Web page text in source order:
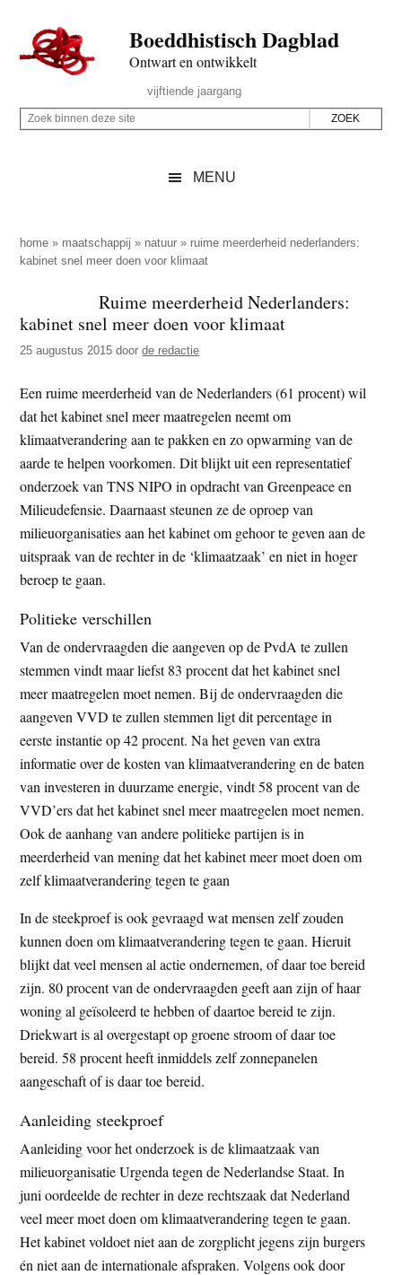
naar
de
inhoud
secondary
naar
de
sidebar
naar
de
Boeddhistisch Dagblad
Ontwart en ontwikkelt
Rechts
vijftiende jaargang
Z
p
d
z
e
i
t
e
Z
i
n
n
d
z
e
s
i
t
e
MENU
home » maatschappij » natuur » ruime meerderheid nederlanders:
kabinet snel meer doen voor klimaat
Ruime meerderheid Nederlanders:
kabinet snel meer doen voor klimaat
25 augustus 2015 doorde redactie
Een ruime meerderheid van de Nederlanders (61 procent) wil
dat het kabinet snel meer maatregelen neemt om
klimaatverandering aan te pakken en zo opwarming van de
aarde te helpen voorkomen. Dit blijkt uit een representatief
onderzoek van TNS NIPO in opdracht van Greenpeace en
Milieudefensie. Daarnaast steunen ze de oproep van
milieuorganisaties aan het kabinet om gehoor te geven aan de
uitspraak van de rechter in de ‘klimaatzaak’ en niet in hoger
beroep te gaan.
Politieke verschillen
Van de ondervraagden die aangeven op de PvdA te zullen
stemmen vindt maar liefst 83 procent dat het kabinet snel
meer maatregelen moet nemen. Bij de ondervraagden die
aangeven VVD te zullen stemmen ligt dit percentage in
eerste instantie op 42 procent. Na het geven van extra
informatie over de kosten van klimaatverandering en de baten
van investeren in duurzame energie, vindt 58 procent van de
VVD’ers dat het kabinet snel meer maatregelen moet nemen.
Ook de aanhang van andere politieke partijen is in
meerderheid van mening dat het kabinet meer moet doen om
zelf klimaatverandering tegen te gaan
In de steekproef is ook gevraagd wat mensen zelf zouden
kunnen doen om klimaatverandering tegen te gaan. Hieruit
blijkt dat veel mensen al actie ondernemen, of daar toe bereid
zijn. 80 procent van de ondervraagden geeft aan zijn of haar
woning al geïsoleerd te hebben of daartoe bereid te zijn.
Driekwart is al overgestapt op groene stroom of daar toe
bereid. 58 procent heeft inmiddels zelf zonnepanelen
aangeschaft of is daar toe bereid.
Aanleiding steekproef
Aanleiding voor het onderzoek is de klimaatzaak van
milieuorganisatie Urgenda tegen de Nederlandse Staat. In
juni oordeelde de rechter in deze rechtszaak dat Nederland
veel meer moet doen om klimaatverandering tegen te gaan.
Het kabinet voldoet niet aan de zorgplicht jegens zijn burgers
én niet aan de internationale afspraken. Volgens ook door